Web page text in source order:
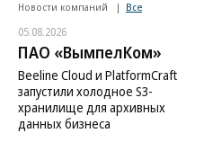
Новости компаний Все
05.08.2026
ПАО «ВымпелКом»
Beeline Cloud и PlatformCraft
запустили холодное S3-
хранилище для архивных
данных бизнеса